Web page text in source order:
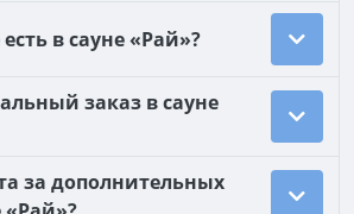
в сауне «Рай»?
заказ в сауне
за дополнительных